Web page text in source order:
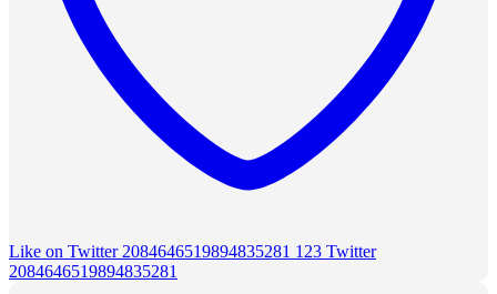
Like on Twitter 2084646519894835281 123 Twitter
2084646519894835281